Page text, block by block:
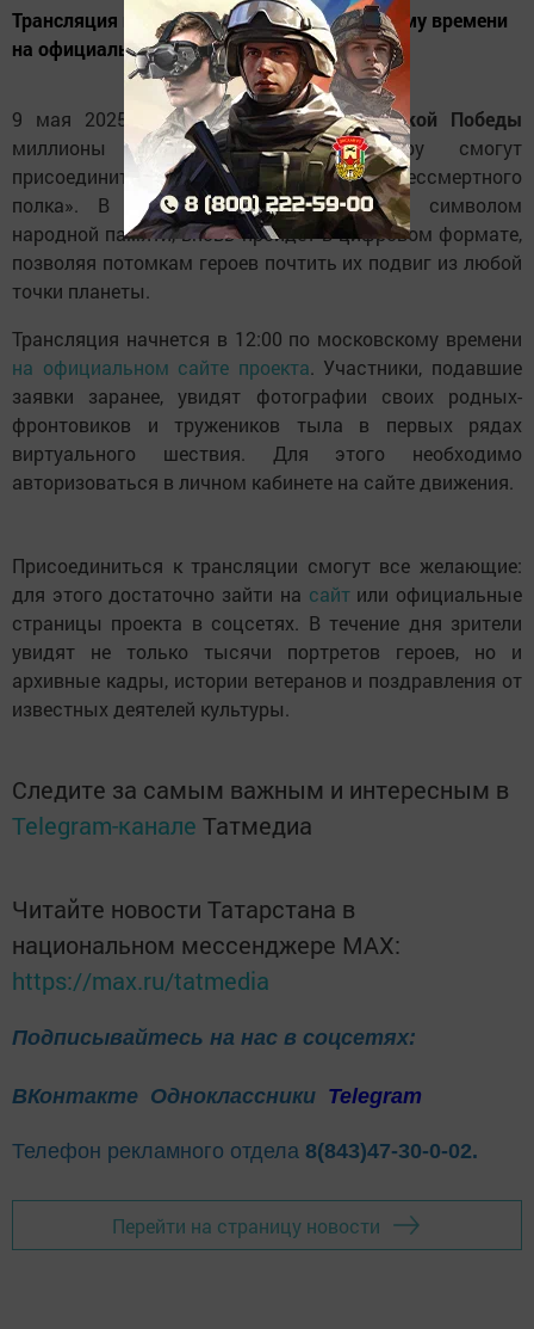
Трансляция начнется в 12:00 по московскому времени
на официальном сайте проекта
9 мая 2025 года в честьюбилея Великой Победы
миллионы людей по всему миру смогут
присоединиться к онлайн-шествию «Бессмертного
полка». В этом году акция, ставшая символом
народной памяти, вновь пройдет в цифровом формате,
позволяя потомкам героев почтить их подвиг из любой
точки планеты.
Трансляция начнется в 12:00 по московскому времени
на официальном сайте проекта. Участники, подавшие
заявки заранее, увидят фотографии своих родных-
фронтовиков и тружеников тыла в первых рядах
виртуального шествия. Для этого необходимо
авторизоваться в личном кабинете на сайте движения.
Присоединиться к трансляции смогут все желающие:
для этого достаточно зайти на сайтили официальные
страницы проекта в соцсетях. В течение дня зрители
увидят не только тысячи портретов героев, но и
архивные кадры, истории ветеранов и поздравления от
известных деятелей культуры.
Следите за самым важным и интересным в
Telegram-канале Татмедиа
Читайте новости Татарстана в
национальном мессенджере MАХ:
https://max.ru/tatmedia
Подписывайтесь на нас в соцсетях:
ВКонтакте Одноклассники Telegram
Телефон рекламного отдела 8(843)47-30-0-02.
Перейти на страницу новости